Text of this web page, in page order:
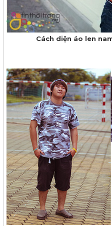
​Cách diện áo len